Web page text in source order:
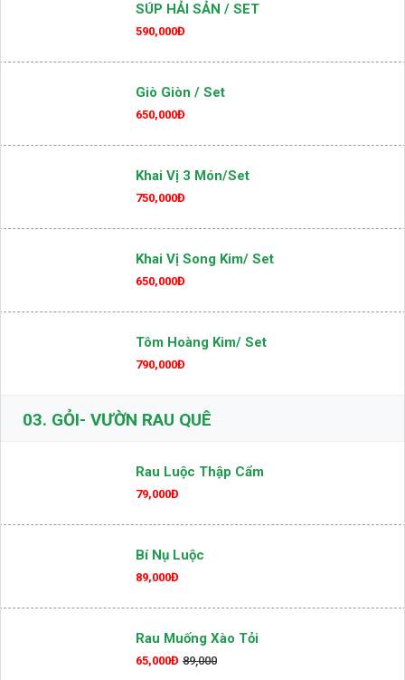
SÚP HẢI SẢN / SET
590,000Đ
Giò Giòn / Set
650,000Đ
Khai Vị 3 Món/set
750,000Đ
Khai Vị Song Kim/ Set
650,000Đ
Tôm Hoàng Kim/ Set
790,000Đ
03. GỎI- VƯỜN RAU QUÊ
Rau Luộc Thập Cẩm
79,000Đ
Bí Nụ Luộc
89,000Đ
Rau Muống Xào Tỏi
65,000Đ 89,000